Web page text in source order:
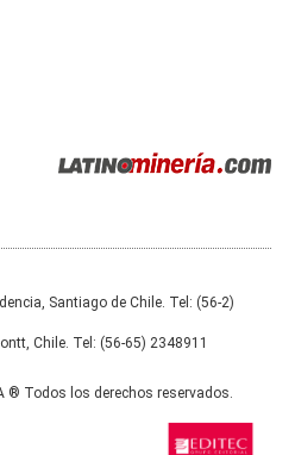
Santiago de Chile. Tel: (56-2)
Chile. Tel: (56-65) 2348911
® Todos los derechos reservados.